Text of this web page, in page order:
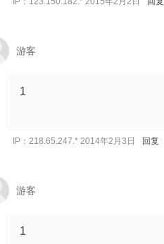
游客
1
IP：218.65.247.* 2014年2月3日 回复
游客
1